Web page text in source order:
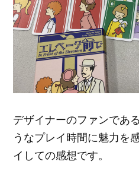
デザイナーのファンであ
うなプレイ時間に魅力を
イしての感想です。